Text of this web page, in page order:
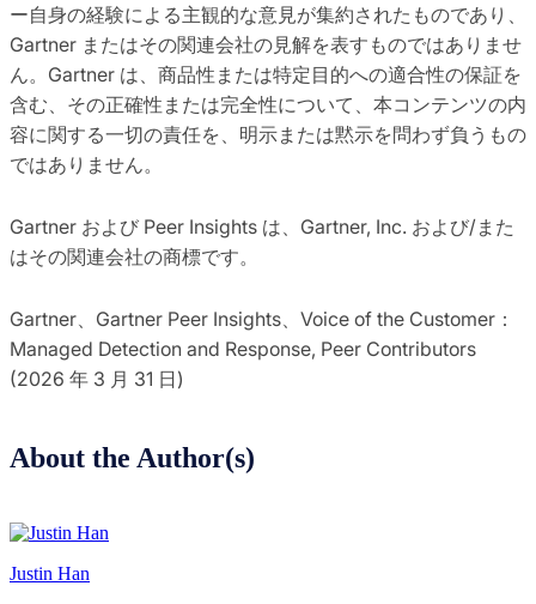
ー自身の経験による主観的な意見が集約されたものであり、
Gartner またはその関連会社の見解を表すものではありませ
ん。Gartner は、商品性または特定目的への適合性の保証を
含む、その正確性または完全性について、本コンテンツの内
容に関する一切の責任を、明示または黙示を問わず負うもの
ではありません。
Gartner および Peer Insights は、Gartner, Inc. および/また
はその関連会社の商標です。
Gartner、Gartner Peer Insights、Voice of the Customer：
Managed Detection and Response, Peer Contributors
(2026 年 3 月 31 日)
About the Author(s)
Justin Han